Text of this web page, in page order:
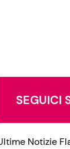
SEGUICI
Notizie